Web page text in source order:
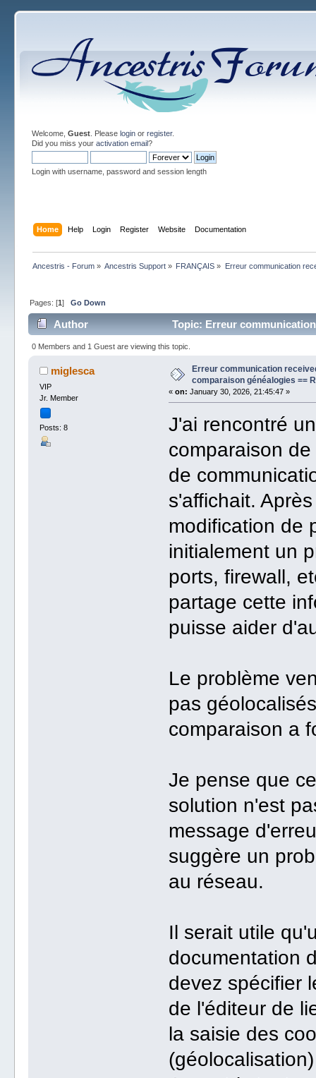
Welcome, Guest. Please loginor register.
Did you miss your activation email?
Login with username, password and session length
Home Help Login Register Website Documentation
Ancestris - Forum» Ancestris Support » FRANÇAIS » Erreur communication
Pages: [1] Go Down
Author
Topic: Erreur
(Read 7550 times)
0 Members and 1 Guest are viewing this topic.
miglesca
VIP
Jr. Member
Posts: 8
Erreur communication
comparaison généalogies ==
«on: January 30, 2026, 21:45:47 »
J'ai rencontré
comparaison
de
s'affichait.
modification de
initialement un
ports, firewall,
partage cette
puisse aider
Le problème
pas
comparaison a
Je pense que
solution n'est
message
suggère un
au réseau.
Il serait utile
documentation
devez spécifier
de l'éditeur de
la saisie des